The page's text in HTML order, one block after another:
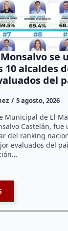
se
10 alcaldes
del
5 agosto, 2026
Municipal de El
Castelán, fue
del ranking
evaluados del